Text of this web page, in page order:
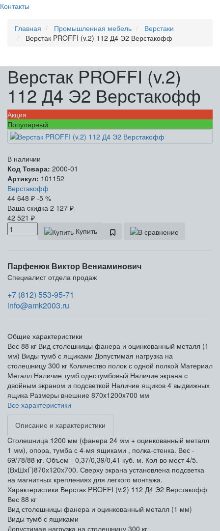
Контакты
Главная Промышленная мебель
Верстаки
Верстак PROFFI (v.2) 112 Д4 Э2 Верстакофф
Верстак PROFFI (v.2)
112 Д4 Э2 Верстакофф
Акция
Популярный
В наличии
Код Товара: 2000-01
Артикул: 101152
Верстакофф
44 648 ₽ -5 %
Ваша cкидка 2 127 ₽
42 521 ₽
Купить
Парфенюк Виктор Вениаминович
Специалист отдела продаж
+7 (812) 553-95-71
info@amk2003.ru
Общие характеристики
Вес 88 кг Вид столешницы фанера и оцинкованный металл (1
мм) Виды тумб с ящиками Допустимая нагрузка на
столешницу 300 кг Количество полок с одной полкой Материал
Металл Наличие тумб однотумбовый Наличие экрана с
двойным экраном и подсветкой Наличие ящиков 4 выдвижных
ящика Размеры внешние 870x1200x700 мм
Все характеристики
Описание и характеристики
Cтолешница 1200 мм (фанера 24 мм + оцинкованный металл
1 мм), опора, тумба с 4-мя ящиками , полка-стенка. Вес -
69/78/88 кг. Объем - 0,37/0,39/0,41 куб. м. Кол-во мест 4/5.
(ВхШхГ)870х120х700. Сверху экрана установлена подсветка
на магнитных креплениях для легкого монтажа.
Характеристики Верстак PROFFI (v.2) 112 Д4 Э2 Верстакофф
Вес 88 кг
Вид столешницы фанера и оцинкованный металл (1 мм)
Виды тумб с ящиками
Допустимая нагрузка на столешницу 300 кг